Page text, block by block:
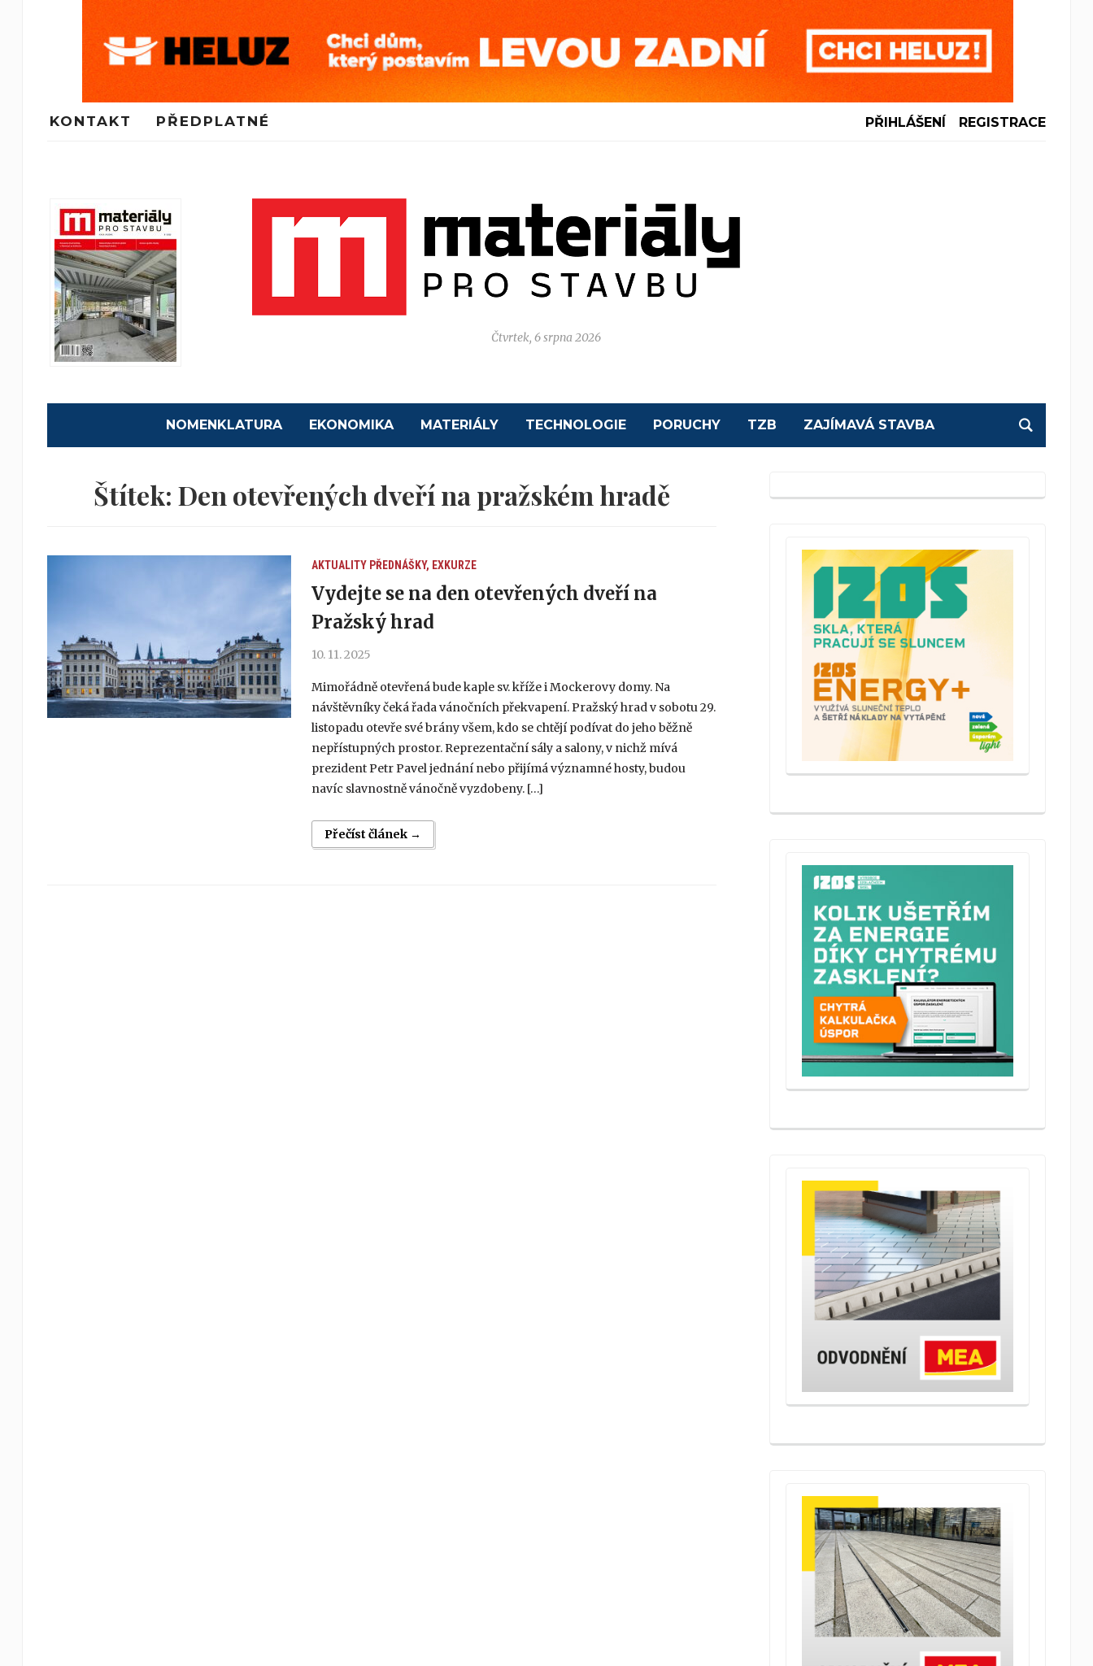
KONTAKT PŘEDPLATNÉ PŘIHLÁŠENÍ REGISTRACE
Čtvrtek, 6 srpna 2026
NOMENKLATURA EKONOMIKA MATERIÁLY TECHNOLOGIE PORUCHY TZB ZAJÍMAVÁ STAVBA
Štítek: Den otevřených dveří na pražském hradě
AKTUALITY PŘEDNÁŠKY, EXKURZE
Vydejte se na den otevřených dveří na
Pražský hrad
10. 11. 2025
Mimořádně otevřená bude kaple sv. kříže i Mockerovy domy. Na
návštěvníky čeká řada vánočních překvapení. Pražský hrad v sobotu 29.
listopadu otevře své brány všem, kdo se chtějí podívat do jeho běžně
nepřístupných prostor. Reprezentační sály a salony, v nichž mívá
prezident Petr Pavel jednání nebo přijímá významné hosty, budou
navíc slavnostně vánočně vyzdobeny. […]
Přečíst článek →